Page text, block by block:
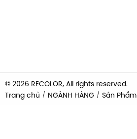
© 2026 RECOLOR, All rights reserved.
Trang chủ
NGÀNH HÀNG Sản Phẩm